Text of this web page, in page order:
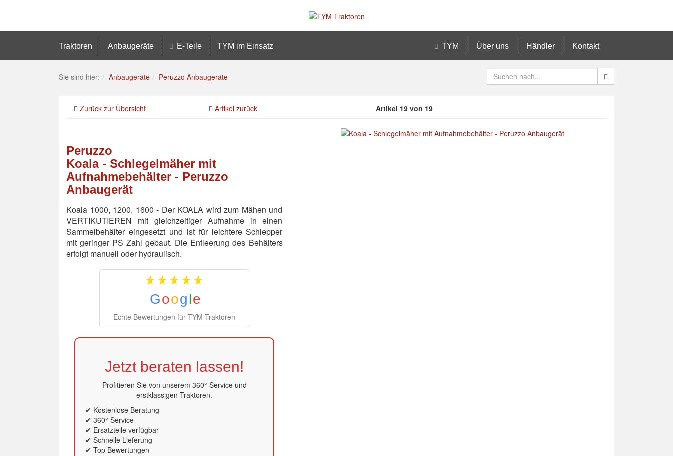
Traktoren Anbaugeräte E-Teile TYM im Einsatz TYM Über uns Händler Kontakt
Sie sind hier: Anbaugeräte Peruzzo Anbaugeräte
Zurück zur Übersicht Artikel zurück Artikel 19 von 19
Peruzzo
Koala - Schlegelmäher mit
Aufnahmebehälter - Peruzzo
Anbaugerät
Koala 1000, 1200, 1600 - Der KOALA wird zum Mähen und
VERTIKUTIEREN mit gleichzeitiger Aufnahme in einen
Sammelbehälter eingesetzt und ist für leichtere Schlepper
mit geringer PS Zahl gebaut. Die Entleerung des Behälters
erfolgt manuell oder hydraulisch.
G o o g l e
Echte Bewertungen für TYM Traktoren
Jetzt beraten lassen!
Profitieren Sie von unserem 360° Service und
erstklassigen Traktoren.
✔ Kostenlose Beratung
✔ 360° Service
✔ Ersatzteile verfügbar
✔ Schnelle Lieferung
✔ Top Bewertungen